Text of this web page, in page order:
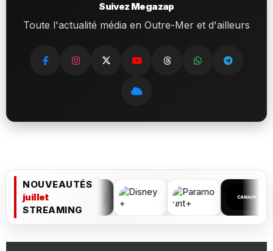
Suivez Megazap
Toute l'actualité média en Outre-Mer et d'ailleurs
NOUVEAUTÉS
juillet
STREAMING